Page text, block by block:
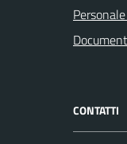
CONTATTI